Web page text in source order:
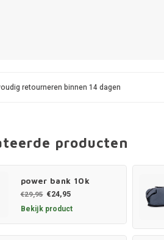
retourneren binnen 14 dagen
producten
power bank 10k
€29,95 €24,95
Bekijk product